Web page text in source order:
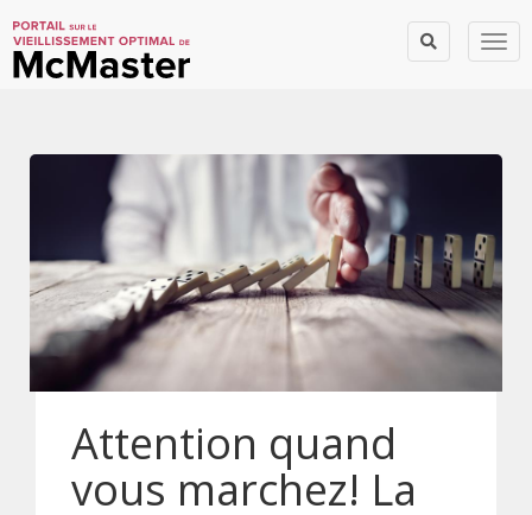
Attention quand
vous marchez! La